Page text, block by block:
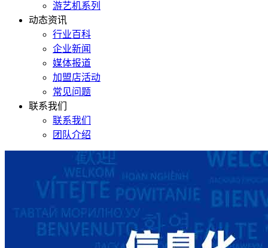
游艺机系列
动态资讯
行业百科
企业新闻
媒体报道
加盟店活动
常见问题
联系我们
联系我们
团队介绍